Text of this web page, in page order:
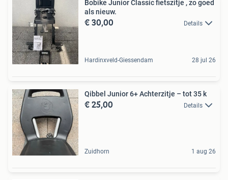
Bobike Junior Classic fietszitje , zo goed
als nieuw.
€ 30,00 Details
Hardinxveld-Giessendam 28 jul 26
Qibbel Junior 6+ Achterzitje – tot 35 k
€ 25,00 Details
Zuidhorn 1 aug 26